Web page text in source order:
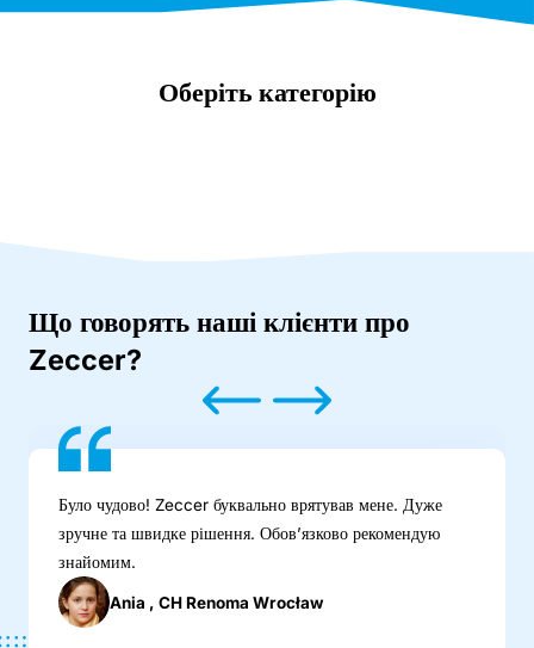
Оберіть категорію
Що говорять наші клієнти про
Zeccer?
Було чудово! Zeccer буквально врятував мене. Дуже
зручне та швидке рішення. Обовʼязково рекомендую
знайомим.
Ania , CH Renoma Wrocław